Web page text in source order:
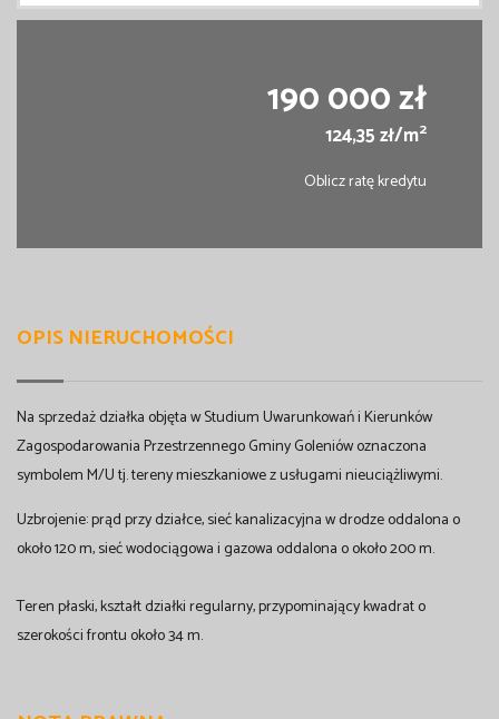
190 000 zł
124,35 zł/m2
Oblicz ratę kredytu
OPIS NIERUCHOMOŚCI
Na sprzedaż działka objęta w Studium Uwarunkowań i Kierunków
Zagospodarowania Przestrzennego Gminy Goleniów oznaczona
symbolem M/U tj. tereny mieszkaniowe z usługami nieuciążliwymi.
Uzbrojenie: prąd przy działce, sieć kanalizacyjna w drodze oddalona o
około 120 m, sieć wodociągowa i gazowa oddalona o około 200 m.
Teren płaski, kształt działki regularny, przypominający kwadrat o
szerokości frontu około 34 m.